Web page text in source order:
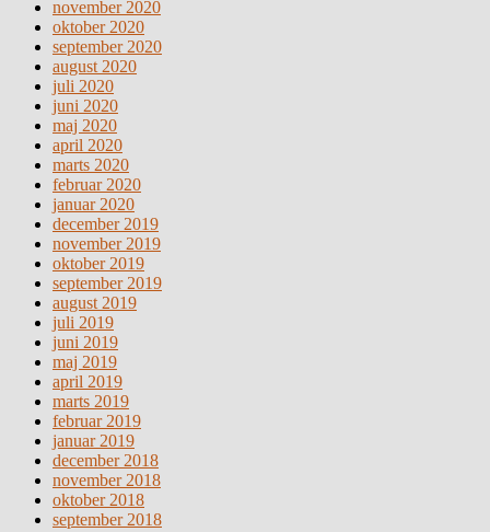
november 2020
oktober 2020
september 2020
august 2020
juli 2020
juni 2020
maj 2020
april 2020
marts 2020
februar 2020
januar 2020
december 2019
november 2019
oktober 2019
september 2019
august 2019
juli 2019
juni 2019
maj 2019
april 2019
marts 2019
februar 2019
januar 2019
december 2018
november 2018
oktober 2018
september 2018